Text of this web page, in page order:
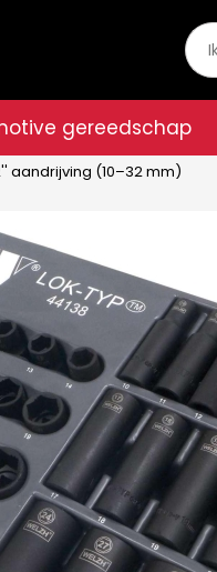
gereedschap
aandrijving (10–32 mm)